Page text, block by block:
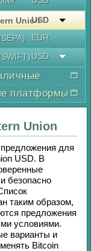
UnionUSD
EUR
USD
платформы
Union
для
USD. В
безопасно
таким образом,
предложения
условиями.
варианты и
Bitcoin